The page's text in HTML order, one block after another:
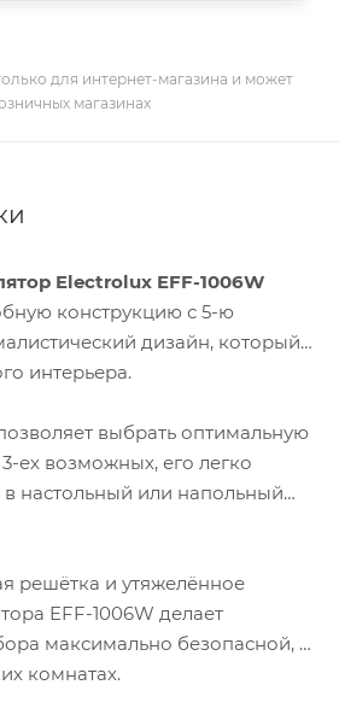
для интернет-магазина и может
магазинах
Electrolux EFF-1006W
конструкцию с 5-ю
дизайн, который
интерьера.
выбрать оптимальную
ех возможных, его легко
настольный или напольный
решётка и утяжелённое
EFF-1006W делает
максимально безопасной, в
комнатах.